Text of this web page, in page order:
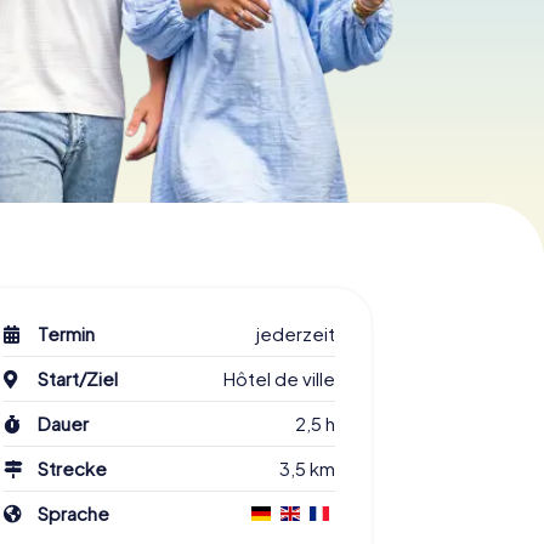
Termin
jederzeit
Start/Ziel
Hôtel de ville
Dauer
2,5 h
Strecke
3,5 km
Sprache